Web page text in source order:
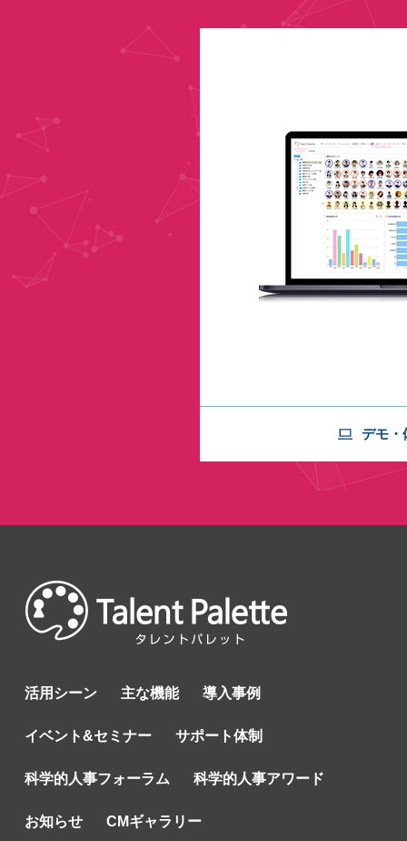
デモ・
活用シーン 主な機能 導入事例
イベント&セミナー サポート体制
科学的人事フォーラム 科学的人事アワード
お知らせ CMギャラリー